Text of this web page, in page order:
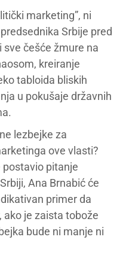
marketing”, ni
Srbije pred
češće žmure na
kreiranje
tabloida bliskih
u pokušaje državnih
lezbejke za
ove vlasti?
postavio pitanje
Ana Brnabić će
primer da
ako je zaista tobože
bude ni manje ni